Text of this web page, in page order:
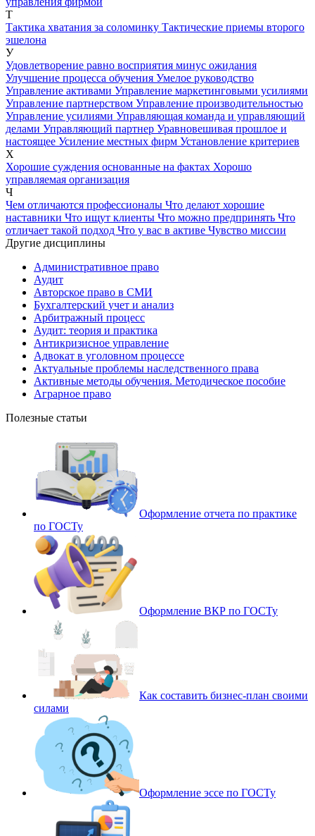
Т
Тактика хватания за соломинку Тактические приемы второго
эшелона
У
Удовлетворение равно восприятия минус ожидания
Улучшение процесса обучения Умелое руководство
Управление активами Управление маркетинговыми усилиями
Управление партнерством Управление производительностью
Управление усилиями Управляющая команда и управляющий
делами Управляющий партнер Уравновешивая прошлое и
настоящее Усиление местных фирм Установление критериев
Х
Хорошие суждения основанные на фактах Хорошо
управляемая организация
Ч
Чем отличаются профессионалы Что делают хорошие
наставники Что ищут клиенты Что можно предпринять Что
отличает такой подход Что у вас в активе Чувство миссии
Другие дисциплины
Административное право
Аудит
Авторское право в СМИ
Бухгалтерский учет и анализ
Арбитражный процесс
Аудит: теория и практика
Антикризисное управление
Адвокат в уголовном процессе
Актуальные проблемы наследственного права
Активные методы обучения. Методическое пособие
Аграрное право
Полезные статьи
Оформление отчета по практике
по ГОСТу
Оформление ВКР по ГОСТу
Как составить бизнес-план своими
силами
Оформление эссе по ГОСТу